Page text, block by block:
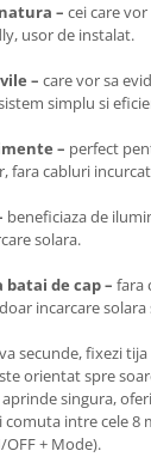
– cei care
usor de instalat.
– care vor sa
simplu si
– perfect
fara cabluri
beneficiaza de
solara.
batai de cap – fara
incarcare solara
secunde, fixezi
orientat spre
singura,
intre cele 8
+ Mode).